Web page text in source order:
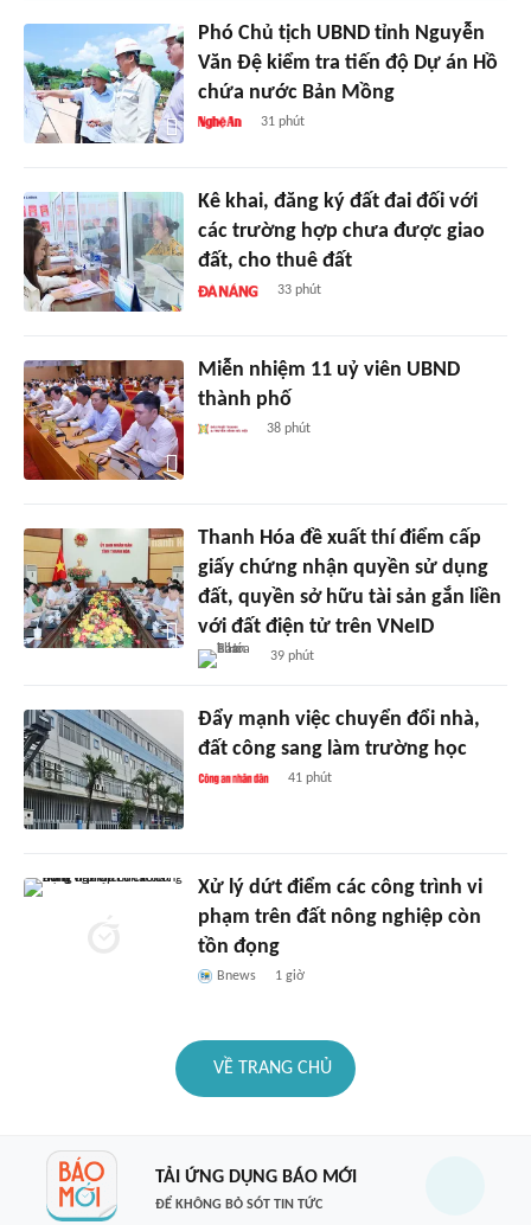
Phó Chủ tịch UBND tỉnh Nguyễn
Văn Đệ kiểm tra tiến độ Dự án Hồ
chứa nước Bản Mồng
31 phút
Kê khai, đăng ký đất đai đối với
các trường hợp chưa được giao
đất, cho thuê đất
33 phút
Miễn nhiệm 11 uỷ viên UBND
thành phố
38 phút
Thanh Hóa đề xuất thí điểm cấp
giấy chứng nhận quyền sử dụng
đất, quyền sở hữu tài sản gắn liền
với đất điện tử trên VNeID
39 phút
Đẩy mạnh việc chuyển đổi nhà,
đất công sang làm trường học
41 phút
Xử lý dứt điểm các công trình vi
phạm trên đất nông nghiệp còn
tồn đọng
Bnews 1 giờ
VỀ TRANG CHỦ
TẢI ỨNG DỤNG BÁO MỚI
ĐỂ KHÔNG BỎ SÓT TIN TỨC